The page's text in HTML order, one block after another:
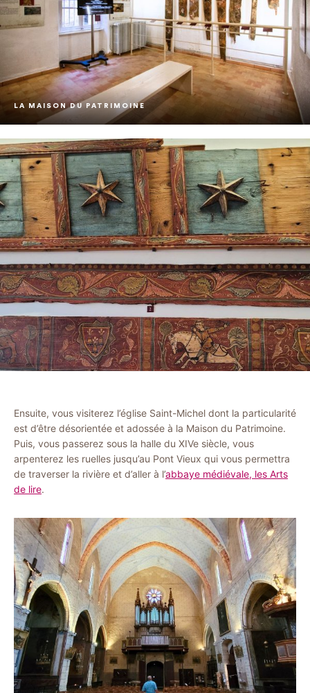
LA MAISON DU PATRIMOINE
Ensuite, vous visiterez l’église Saint-Michel dont la particularité
est d’être désorientée et adossée à la Maison du Patrimoine.
Puis, vous passerez sous la halle du XIVe siècle, vous
arpenterez les ruelles jusqu’au Pont Vieux qui vous permettra
de traverser la rivière et d’aller à l’abbaye médiévale, les Arts
de lire.